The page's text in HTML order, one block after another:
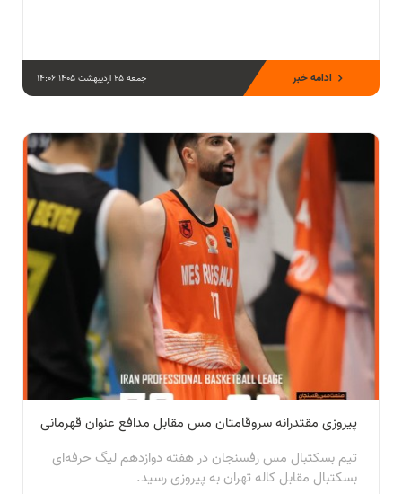
جمعه 25 اردیبهشت 1405 14:06 ادامه خبر
پیروزی مقتدرانه سروقامتان مس مقابل مدافع عنوان قهرمانی
تیم بسکتبال مس رفسنجان در هفته دوازدهم لیگ حرفه‌ای
بسکتبال مقابل کاله تهران به پیروزی رسید.